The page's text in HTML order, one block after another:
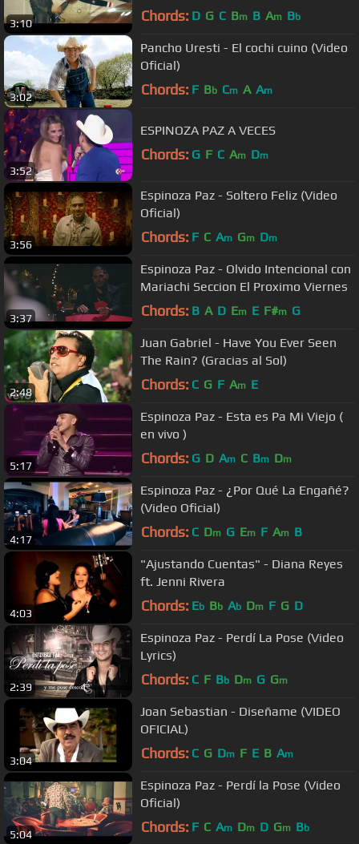
3:10 Chords: D G C Bm B Am Bb
3:02
Pancho Uresti - El cochi cuino (Video
Oficial)
Chords: F Bb Cm A Am
3:52
ESPINOZA PAZ A VECES
Chords: G F C Am Dm
3:56
Espinoza Paz - Soltero Feliz (Video
Oficial)
Chords: F C Am Gm Dm
3:37
Espinoza Paz - Olvido Intencional con
Mariachi Seccion El Proximo Viernes
Chords: B A D Em E F#m G
2:48
Juan Gabriel - Have You Ever Seen
The Rain? (Gracias al Sol)
Chords: C G F Am E
5:17
Espinoza Paz - Esta es Pa Mi Viejo (
en vivo )
Chords: G D Am C Bm Dm
4:17
Espinoza Paz - ¿Por Qué La Engañé?
(Video Oficial)
Chords: C Dm G Em F Am B
4:03
"Ajustando Cuentas" - Diana Reyes
ft. Jenni Rivera
Chords: Eb Bb Ab Dm F G D
2:39
Espinoza Paz - Perdí La Pose (Video
Lyrics)
Chords: C F Bb Dm G Gm
3:04
Joan Sebastian - Diseñame (VIDEO
OFICIAL)
Chords: C G Dm F E B Am
5:04
Espinoza Paz - Perdí la Pose (Video
Oficial)
Chords: F C Am Dm D Gm Bb